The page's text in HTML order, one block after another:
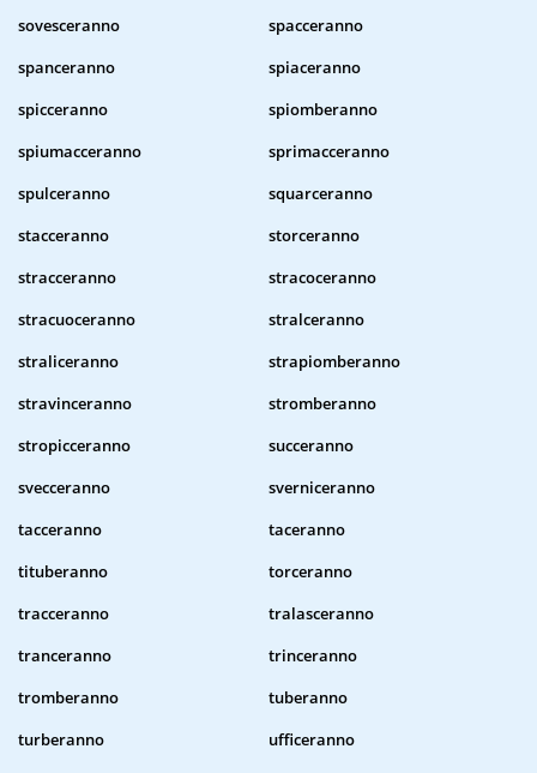
sovesceranno
spacceranno
spanceranno
spiaceranno
spicceranno
spiomberanno
spiumacceranno
sprimacceranno
spulceranno
squarceranno
stacceranno
storceranno
stracceranno
stracoceranno
stracuoceranno
stralceranno
straliceranno
strapiomberanno
stravinceranno
stromberanno
stropicceranno
succeranno
svecceranno
sverniceranno
tacceranno
taceranno
tituberanno
torceranno
tracceranno
tralasceranno
tranceranno
trinceranno
tromberanno
tuberanno
turberanno
ufficeranno